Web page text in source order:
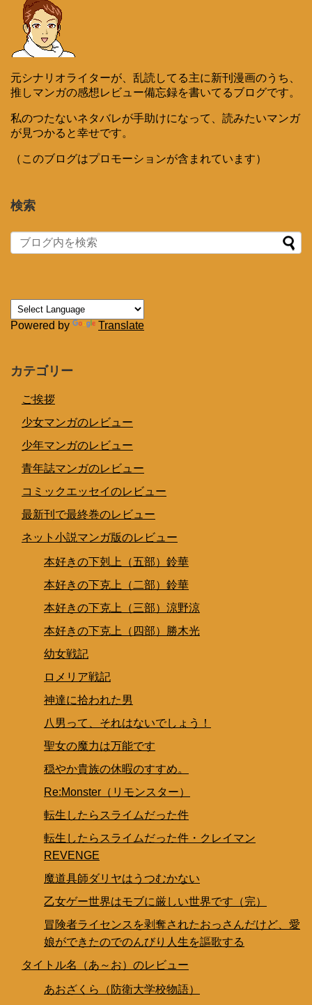
元シナリオライターが、乱読してる主に新刊漫画のうち、
推しマンガの感想レビュー備忘録を書いてるブログです。
私のつたないネタバレが手助けになって、読みたいマンガ
が見つかると幸せです。
（このブログはプロモーションが含まれています）
検索
Powered by Translate
カテゴリー
ご挨拶
少女マンガのレビュー
少年マンガのレビュー
青年誌マンガのレビュー
コミックエッセイのレビュー
最新刊で最終巻のレビュー
ネット小説マンガ版のレビュー
本好きの下剋上（五部）鈴華
本好きの下克上（二部）鈴華
本好きの下克上（三部）涼野涼
本好きの下克上（四部）勝木光
幼女戦記
ロメリア戦記
神達に拾われた男
八男って、それはないでしょう！
聖女の魔力は万能です
穏やか貴族の休暇のすすめ。
Re:Monster（リモンスター）
転生したらスライムだった件
転生したらスライムだった件・クレイマン
REVENGE
魔道具師ダリヤはうつむかない
乙女ゲー世界はモブに厳しい世界です（完）
冒険者ライセンスを剥奪されたおっさんだけど、愛
娘ができたのでのんびり人生を謳歌する
タイトル名（あ～お）のレビュー
あおざくら（防衛大学校物語）